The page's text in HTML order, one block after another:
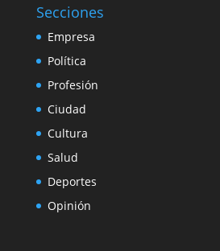
Secciones
Empresa
Política
Profesión
Ciudad
Cultura
Salud
Deportes
Opinión